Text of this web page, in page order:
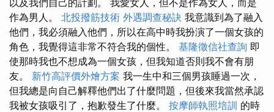
以及我們自己的計劃。 我愛女人，但不是作為女人，而是
作為男人。 北投撥筋技術 外遇調查秘訣 我意識到為了融入
他們，我必須融入他們，所以在高中時我扮演了一個女孩的
角色，我覺得這非常不符合我的個性。 基隆徵信社查詢 即
使那時我也不想成為一個女孩，但我知道否則我不會有朋
友。 新竹高評價外燴方案 我一生中和三個男孩睡過一次，
但我總是向自己解釋他們出了什麼問題，但後來我當然承認
我被女孩吸引了，抱歉發生了什麼。 按摩師執照培訓 的時